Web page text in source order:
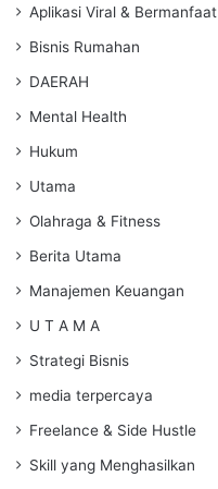
Aplikasi Viral & Bermanfaat
Bisnis Rumahan
DAERAH
Mental Health
Hukum
Utama
Olahraga & Fitness
Berita Utama
Manajemen Keuangan
U T A M A
Strategi Bisnis
media terpercaya
Freelance & Side Hustle
Skill yang Menghasilkan